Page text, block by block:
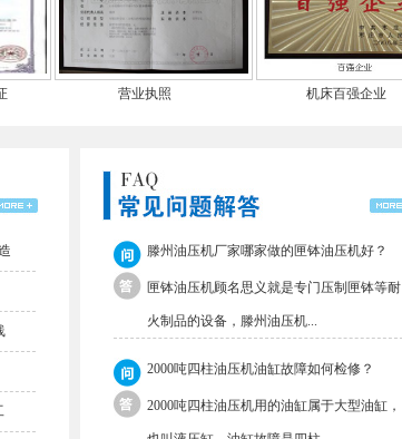
营业执照 机床百强企业
滕州油压机厂家哪家做的匣钵油压机好？
匣钵油压机顾名思义就是专门压制匣钵等耐
火制品的设备，滕州油压机...
2000吨四柱油压机油缸故障如何检修？
2000吨四柱油压机用的油缸属于大型油缸，